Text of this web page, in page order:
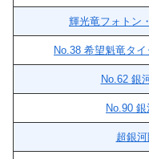
輝光竜フォトン
No.38 希望魁竜タ
No.62 銀
No.90
超銀